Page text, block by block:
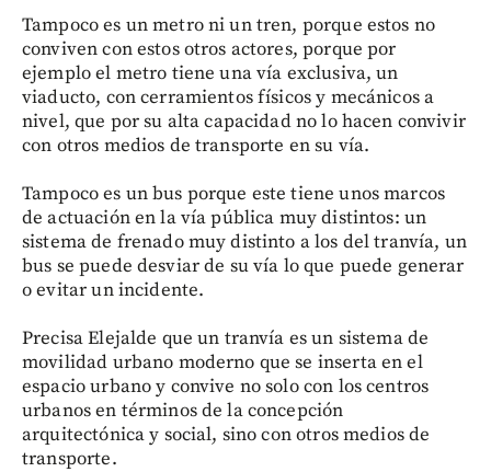
Tampoco es un metro ni un tren, porque estos no
conviven con estos otros actores, porque por
ejemplo el metro tiene una vía exclusiva, un
viaducto, con cerramientos físicos y mecánicos a
nivel, que por su alta capacidad no lo hacen convivir
con otros medios de transporte en su vía.
Tampoco es un bus porque este tiene unos marcos
de actuación en la vía pública muy distintos: un
sistema de frenado muy distinto a los del tranvía, un
bus se puede desviar de su vía lo que puede generar
o evitar un incidente.
Precisa Elejalde que un tranvía es un sistema de
movilidad urbano moderno que se inserta en el
espacio urbano y convive no solo con los centros
urbanos en términos de la concepción
arquitectónica y social, sino con otros medios de
transporte.